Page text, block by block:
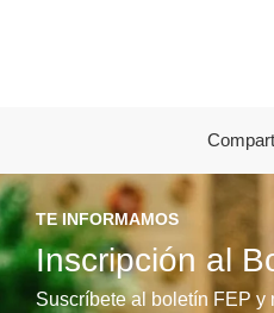
TE INFORMAMOS
Inscripción al
Suscríbete al boletín FEP y